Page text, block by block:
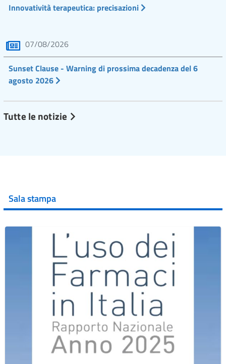
Innovatività terapeutica: precisazioni
07/08/2026
Sunset Clause - Warning di prossima decadenza del 6
agosto 2026
Tutte le notizie
Sala stampa